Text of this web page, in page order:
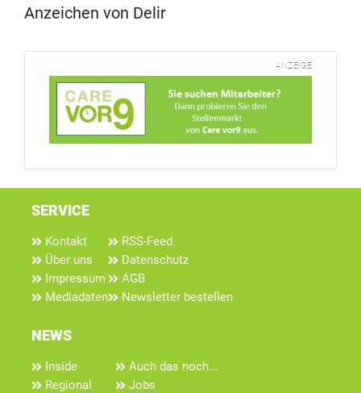
Anzeichen von Delir
ANZEIGE
SERVICE
Kontakt
Über uns
Impressum
Mediadaten
RSS-Feed
Datenschutz
AGB
Newsletter bestellen
NEWS
Inside
Regional
Auch das noch...
Jobs